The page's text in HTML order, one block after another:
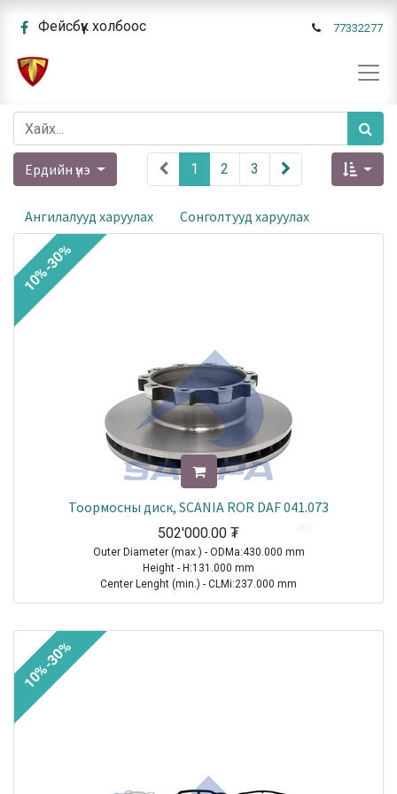
Фейсбүүк холбоос 77332277
Ердийн үнэ 1 2 3
Ангилалууд харуулах Сонголтууд харуулах
Тоормосны диск, SCANIA ROR DAF 041.073
502'000.00 ₮
Outer Diameter (max.) - ODMa:430.000 mm
Height - H:131.000 mm
Center Lenght (min.) - CLMi:237.000 mm
Thread Size (Min.) - TSMi:M16X1.5
TRAILER|ROR-MERITOR|Other Axle Series|1970-2021
TRUCK|SCANIA|P-, G-, R-, T Series Truck|2003-2021
10%-30%
10%-30%